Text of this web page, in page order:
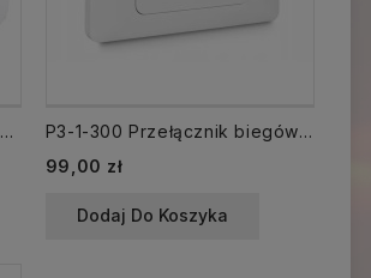
Regulator obrotów aRo 100 1A natynkowy
P3-1-300 Przełącznik biegów wentylatora max 5A (panel A3)
99,00 zł
Dodaj Do Koszyka